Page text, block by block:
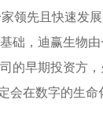
领先且快速发
础，迪赢生物
的早期投资方
在数字的生